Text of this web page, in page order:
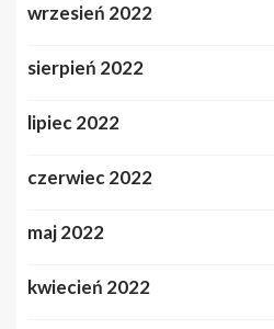
wrzesień 2022
sierpień 2022
lipiec 2022
czerwiec 2022
maj 2022
kwiecień 2022